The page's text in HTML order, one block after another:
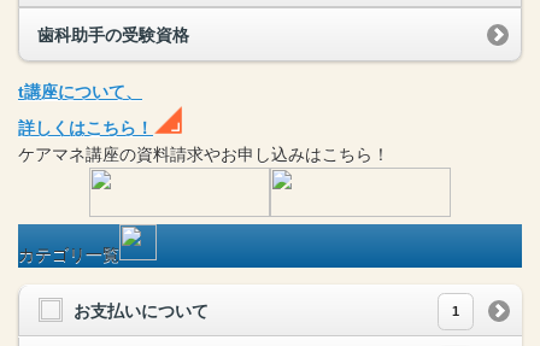
歯科助手の受験資格
t講座について、
詳しくはこちら！
ケアマネ講座の資料請求やお申し込みはこちら！
カテゴリ一覧
お支払いについて 1